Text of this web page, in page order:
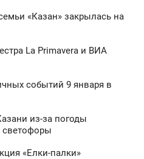
«Казан» закрылась на
La Primavera и ВИА
событий 9 января в
из-за погоды
светофоры
«Елки-палки»